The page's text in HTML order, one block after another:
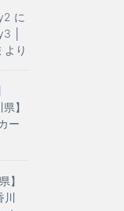
に
│
より
】
ー
】